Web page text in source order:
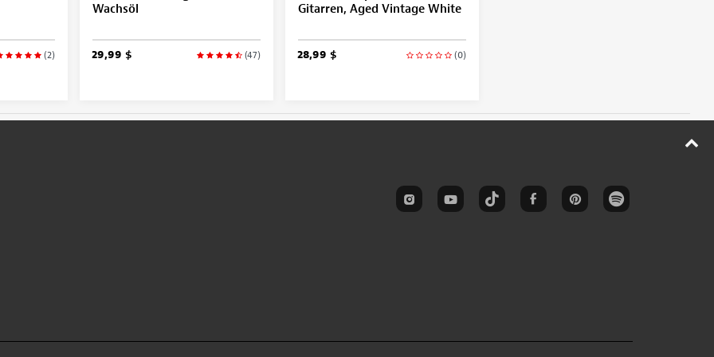
(2)
Wachsöl
(47)
29,99 $
Gitarren, Aged Vintage White
(0)
28,99 $